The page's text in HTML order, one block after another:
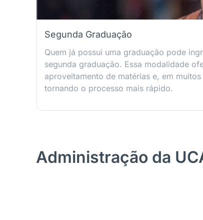
Segunda Graduação
Quem já possui uma graduação pode
segunda graduação. Essa modalidade
aproveitamento de matérias e, em
tornando o processo mais rápido.
Administração da